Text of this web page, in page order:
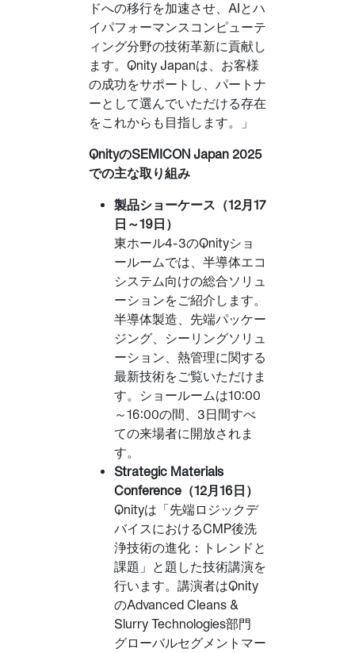
ドへの移行を加速させ、AIとハ
イパフォーマンスコンピューテ
ィング分野の技術革新に貢献し
ます。Qnity Japanは、お客様
の成功をサポートし、パートナ
ーとして選んでいただける存在
をこれからも目指します。」
QnityのSEMICON Japan 2025
での主な取り組み
製品ショーケース（12月17
日～19日）
東ホール4-3のQnityショ
ールームでは、半導体エコ
システム向けの総合ソリュ
ーションをご紹介します。
半導体製造、先端パッケー
ジング、シーリングソリュ
ーション、熱管理に関する
最新技術をご覧いただけま
す。ショールームは10:00
～16:00の間、3日間すべ
ての来場者に開放されま
す。
Strategic Materials
Conference（12月16日）
Qnityは「先端ロジックデ
バイスにおけるCMP後洗
浄技術の進化：トレンドと
課題」と題した技術講演を
行います。講演者はQnity
のAdvanced Cleans &
Slurry Technologies部門
グローバルセグメントマー